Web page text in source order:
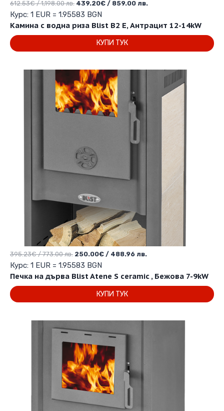
Камина с водна риза Blist B2 E, Антрацит 12-14kW
612.53€/ 1,198.00 лв. Original
price
was:
1,198.00 лв..
439.20€ / 859.00 лв.
е:
859.00 лв..
Курс: 1 EUR = 1.95583 BGN
КУПИ ТУК
Печка на дърва Blist Atene S ceramic , Бежова 7-9kW
395.23€/ 773.00 лв. Original
price
was:
773.00 лв..
250.00€ / 488.96 лв.Текущата
е:
488.96 лв..
Курс: 1 EUR = 1.95583 BGN
КУПИ ТУК